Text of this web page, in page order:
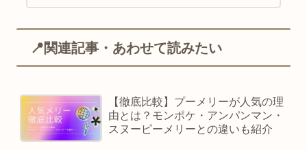
📍関連記事・あわせて読みたい
【徹底比較】プーメリーが人気の理
由とは？モンポケ・アンパンマン・
スヌーピーメリーとの違いも紹介